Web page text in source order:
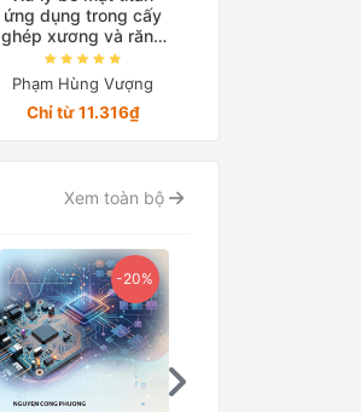
ứng dụng trong cấy
ghép xương và răng
Quyển 1
Phạm Hùng Vượng
Chỉ từ 11.316₫
Xem toàn bộ
-20%